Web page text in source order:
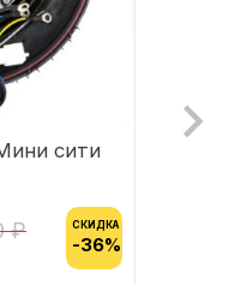
сити
₽ СКИДКА
-36%